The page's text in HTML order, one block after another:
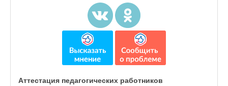
Аттестация педагогических работников